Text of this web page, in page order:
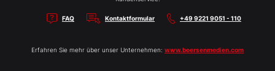
FAQ Kontaktformular +49 9221 9051 - 110
Erfahren Sie mehr über unser Unternehmen: www.boersenmedien.com